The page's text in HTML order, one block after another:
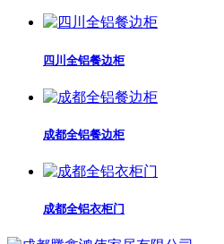
四川全铝餐边柜
成都全铝餐边柜
成都全铝衣柜门